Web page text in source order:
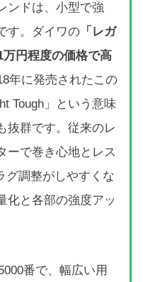
ンドは、小型で強
す。ダイワの 「レガ
万円程度の価格で高
年に発売されたこの
Tough」という意味
抜群です。従来のレ
ーで巻き心地とレス
グ調整がしやすくな
化と各部の強度アッ
番で、幅広い用